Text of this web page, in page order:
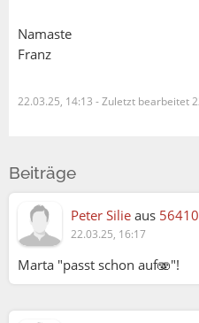
Namaste
Franz
22.03.25, 14:13 -Zuletzt bearbeitet
Beiträge
Peter Silie aus
22.03.25, 16:17
Marta "passt schon auf🫨"!